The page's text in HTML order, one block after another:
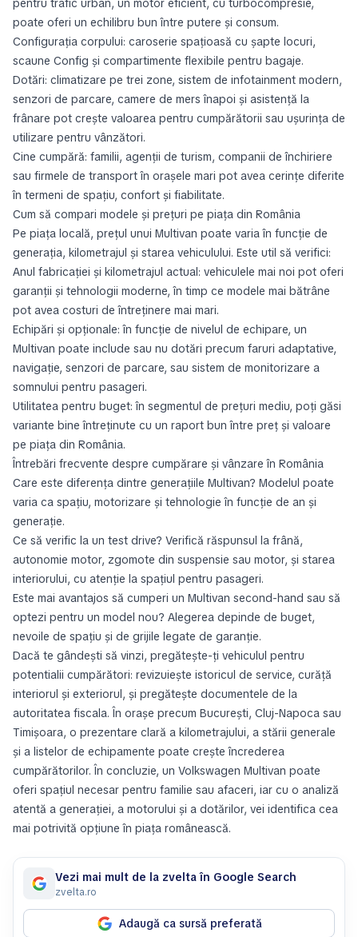
pentru trafic urban, un motor eficient, cu turbocompresie,
poate oferi un echilibru bun între putere și consum.
Configurația corpului: caroserie spațioasă cu șapte locuri,
scaune Config și compartimente flexibile pentru bagaje.
Dotări: climatizare pe trei zone, sistem de infotainment modern,
senzori de parcare, camere de mers înapoi și asistență la
frânare pot crește valoarea pentru cumpărătorii sau ușurința de
utilizare pentru vânzători.
Cine cumpără: familii, agenții de turism, companii de închiriere
sau firmele de transport în orașele mari pot avea cerințe diferite
în termeni de spațiu, confort și fiabilitate.
Cum să compari modele și prețuri pe piața din România
Pe piața locală, prețul unui Multivan poate varia în funcție de
generația, kilometrajul și starea vehiculului. Este util să verifici:
Anul fabricației și kilometrajul actual: vehiculele mai noi pot oferi
garanții și tehnologii moderne, în timp ce modele mai bătrâne
pot avea costuri de întreținere mai mari.
Echipări și opționale: în funcție de nivelul de echipare, un
Multivan poate include sau nu dotări precum faruri adaptative,
navigație, senzori de parcare, sau sistem de monitorizare a
somnului pentru pasageri.
Utilitatea pentru buget: în segmentul de prețuri mediu, poți găsi
variante bine întreținute cu un raport bun între preț și valoare
pe piața din România.
Întrebări frecvente despre cumpărare și vânzare în România
Care este diferența dintre generațiile Multivan? Modelul poate
varia ca spațiu, motorizare și tehnologie în funcție de an și
generație.
Ce să verific la un test drive? Verifică răspunsul la frână,
autonomie motor, zgomote din suspensie sau motor, și starea
interiorului, cu atenție la spațiul pentru pasageri.
Este mai avantajos să cumperi un Multivan second-hand sau să
optezi pentru un model nou? Alegerea depinde de buget,
nevoile de spațiu și de grijile legate de garanție.
Dacă te gândești să vinzi, pregătește-ți vehiculul pentru
potentialii cumpărători: revizuiește istoricul de service, curăță
interiorul și exteriorul, și pregătește documentele de la
autoritatea fiscala. În orașe precum București, Cluj-Napoca sau
Timișoara, o prezentare clară a kilometrajului, a stării generale
și a listelor de echipamente poate crește încrederea
cumpărătorilor. În concluzie, un Volkswagen Multivan poate
oferi spațiul necesar pentru familie sau afaceri, iar cu o analiză
atentă a generației, a motorului și a dotărilor, vei identifica cea
mai potrivită opțiune în piața românească.
Vezi mai mult de la zvelta în Google Search
zvelta.ro
Adaugă ca sursă preferată